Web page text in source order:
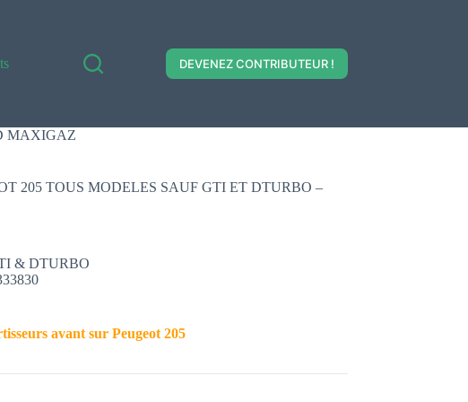
DEVENEZ CONTRIBUTEUR !
MAXIGAZ
205 TOUS MODELES SAUF GTI ET DTURBO –
& DTURBO
avant sur Peugeot 205